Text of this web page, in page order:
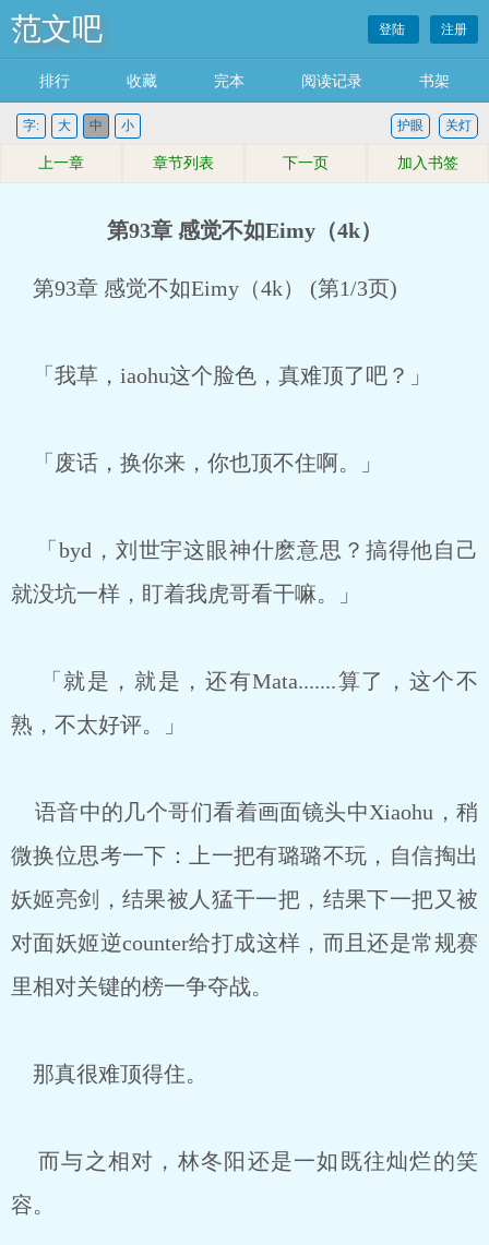
范文吧 登陆 注册
排行 收藏 完本 阅读记录 书架
字: 大 中 小 关灯
护眼
上一章 章节列表 下一页 加入书签
第93章 感觉不如Eimy（4k）
第93章 感觉不如Eimy（4k） (第1/3页)
「我草，iaohu这个脸色，真难顶了吧？」
「废话，换你来，你也顶不住啊。」
「byd，刘世宇这眼神什麽意思？搞得他自己
就没坑一样，盯着我虎哥看干嘛。」
「就是，就是，还有Mata.......算了，这个不
熟，不太好评。」
语音中的几个哥们看着画面镜头中Xiaohu，稍
微换位思考一下：上一把有璐璐不玩，自信掏出
妖姬亮剑，结果被人猛干一把，结果下一把又被
对面妖姬逆counter给打成这样，而且还是常规赛
里相对关键的榜一争夺战。
那真很难顶得住。
而与之相对，林冬阳还是一如既往灿烂的笑
容。